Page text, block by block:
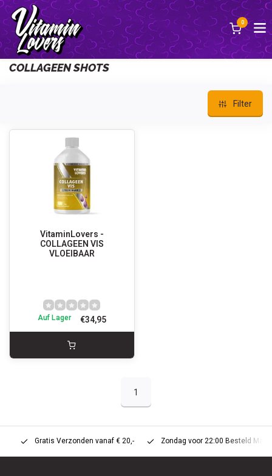
0
Zurück
COLLAGEEN SHOTS
Filter
VitaminLovers -
COLLAGEEN VIS
VLOEIBAAR
€34,95
Auf Lager
1
Gratis Verzonden vanaf € 20,- Zondag voor 22:00 Besteld